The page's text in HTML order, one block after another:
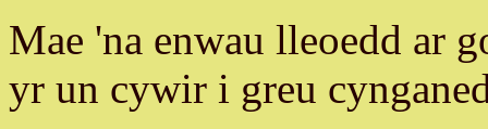
Mae 'na enwau lleoedd ar
yr un cywir i greu